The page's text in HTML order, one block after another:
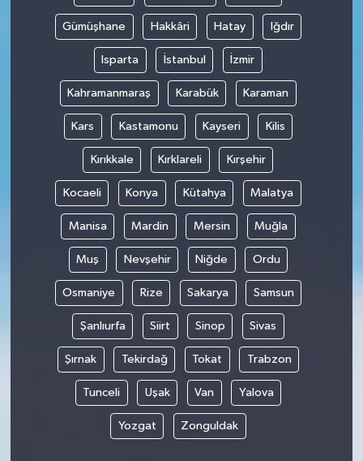
Gümüşhane Hakkâri Hatay Iğdır
Isparta İstanbul İzmir
Kahramanmaraş Karabük Karaman
Kars Kastamonu Kayseri Kilis
Kırıkkale Kırklareli Kırşehir
Kocaeli Konya Kütahya Malatya
Manisa Mardin Mersin Muğla
Muş Nevşehir Niğde Ordu
Osmaniye Rize Sakarya Samsun
Şanlıurfa Siirt Sinop Sivas
Şırnak Tekirdağ Tokat Trabzon
Tunceli Uşak Van Yalova
Yozgat Zonguldak